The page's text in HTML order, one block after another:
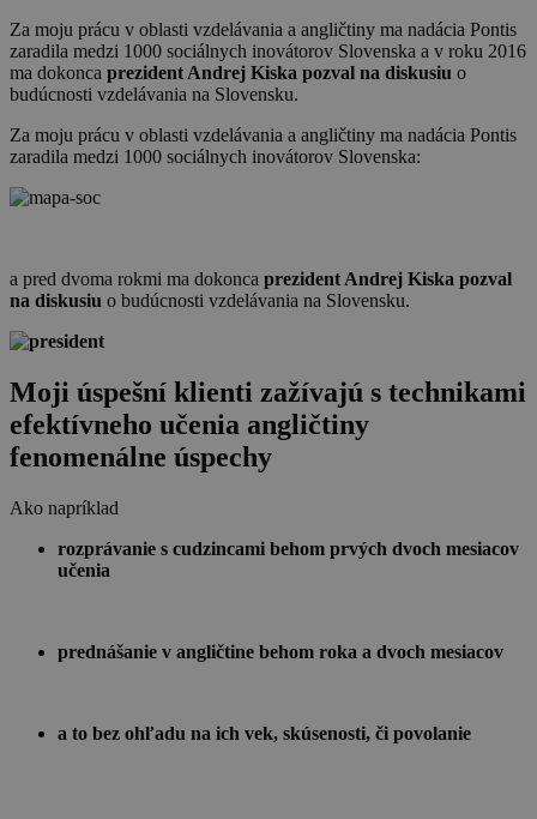
Za moju prácu v oblasti vzdelávania a angličtiny ma nadácia Pontis
zaradila medzi 1000 sociálnych inovátorov Slovenska a v roku 2016
ma dokonca prezident Andrej Kiska pozval na diskusiu o
budúcnosti vzdelávania na Slovensku.
Za moju prácu v oblasti vzdelávania a angličtiny ma nadácia Pontis
zaradila medzi 1000 sociálnych inovátorov Slovenska:
a pred dvoma rokmi ma dokonca prezident Andrej Kiska pozval
na diskusiu o budúcnosti vzdelávania na Slovensku.
Moji úspešní klienti zažívajú s technikami
efektívneho učenia angličtiny
fenomenálne úspechy
Ako napríklad
rozprávanie s cudzincami behom prvých dvoch mesiacov
učenia
prednášanie v angličtine behom roka a dvoch mesiacov
a to bez ohľadu na ich vek, skúsenosti, či povolanie